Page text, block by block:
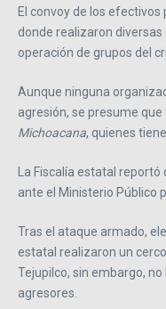
El convoy de los
donde realizaron
operación de grupos del
Aunque ninguna
agresión, se presume
Michoacana, quienes
La Fiscalía estatal
ante el Ministerio Público
Tras el ataque armado,
estatal realizaron un
Tejupilco, sin embargo,
agresores.